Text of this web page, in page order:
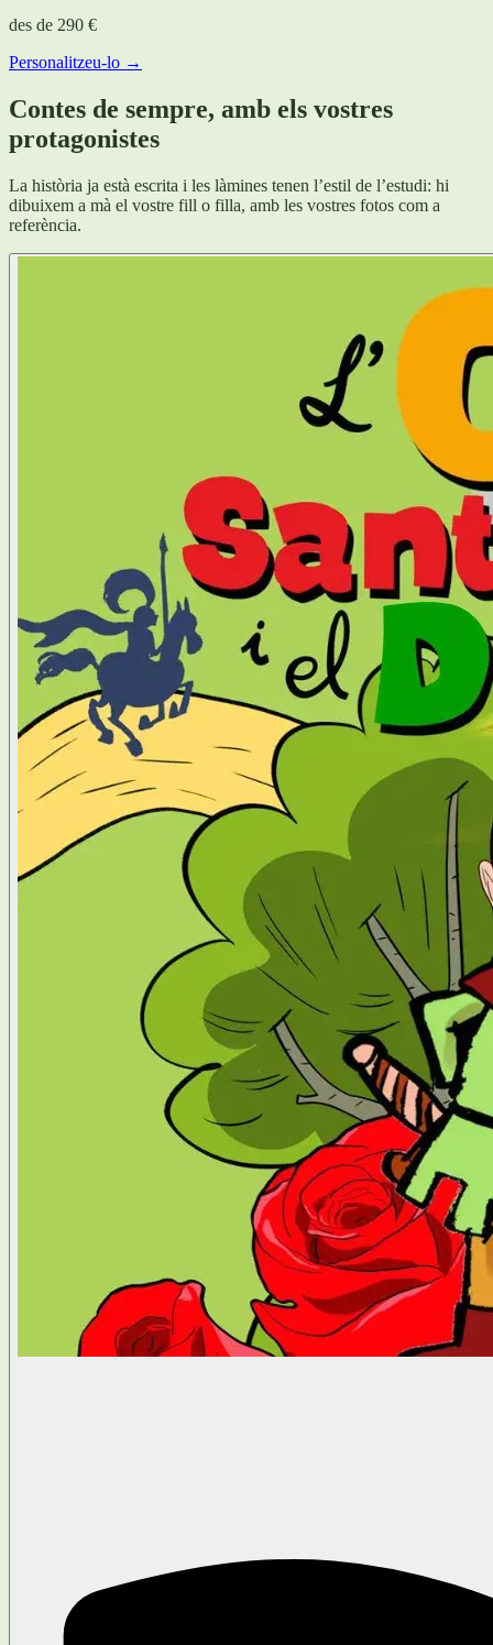
des de 290 €
Personalitzeu-lo →
Contes de sempre, amb els vostres
protagonistes
La història ja està escrita i les làmines tenen l’estil de l’estudi: hi
dibuixem a mà el vostre fill o filla, amb les vostres fotos com a
referència.